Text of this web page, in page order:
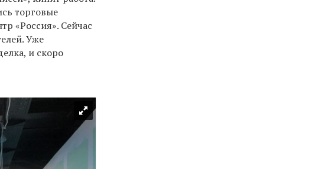
торговые
«Россия». Сейчас
Уже
и скоро